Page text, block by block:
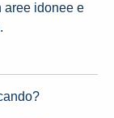
aree idonee e